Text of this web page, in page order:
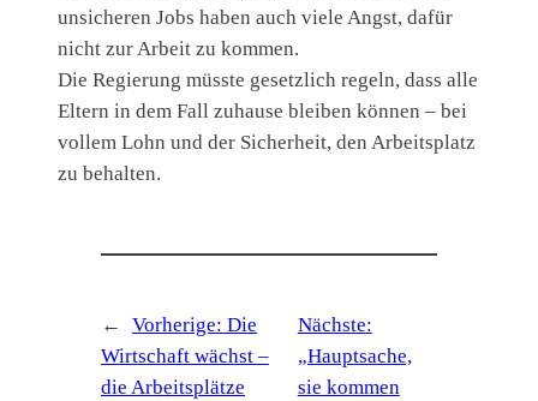
unsicheren Jobs haben auch viele Angst, dafür
nicht zur Arbeit zu kommen.
Die Regierung müsste gesetzlich regeln, dass alle
Eltern in dem Fall zuhause bleiben können – bei
vollem Lohn und der Sicherheit, den Arbeitsplatz
zu behalten.
← Vorherige: Die
Wirtschaft wächst –
die Arbeitsplätze
Nächste:
„Hauptsache,
sie kommen